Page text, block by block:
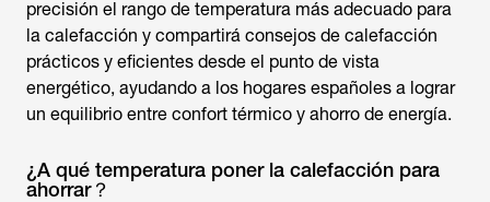
precisión el rango de temperatura más adecuado para
la calefacción y compartirá consejos de calefacción
prácticos y eficientes desde el punto de vista
energético, ayudando a los hogares españoles a lograr
un equilibrio entre confort térmico y ahorro de energía.
¿A qué temperatura poner la calefacción para
ahorrar？